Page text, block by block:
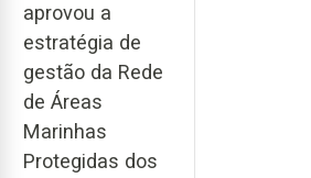
aprovou a
estratégia de
gestão da Rede
de Áreas
Marinhas
Protegidas dos